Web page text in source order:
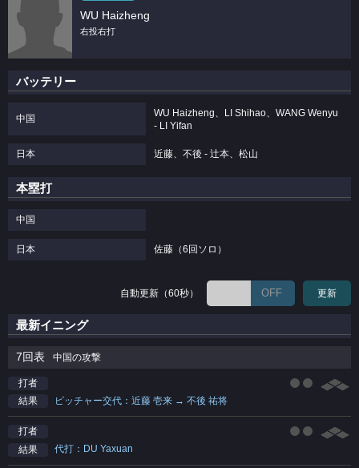
WU Haizheng
右投右打
バッテリー
中国
WU Haizheng、LI Shihao、WANG Wenyu
- LI Yifan
日本 近藤、不後 - 辻本、松山
本塁打
中国
日本 佐藤（6回ソロ）
自動更新（60秒） OFF 更新
最新イニング
7回表 中国の攻撃
打者
結果
ピッチャー交代：近藤 壱来 → 不後 祐将
打者
結果
代打：DU Yaxuan